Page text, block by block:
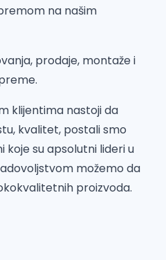
na našim
prodaje, montaže i
klijentima nastoji da
kvalitet, postali smo
koje su apsolutni lideri u
možemo da
proizvoda.